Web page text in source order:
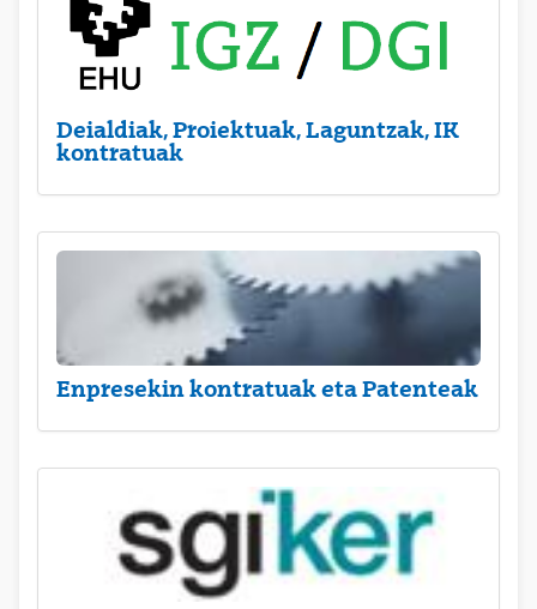
Deialdiak, Proiektuak, Laguntzak, IK
kontratuak
Enpresekin kontratuak eta Patenteak